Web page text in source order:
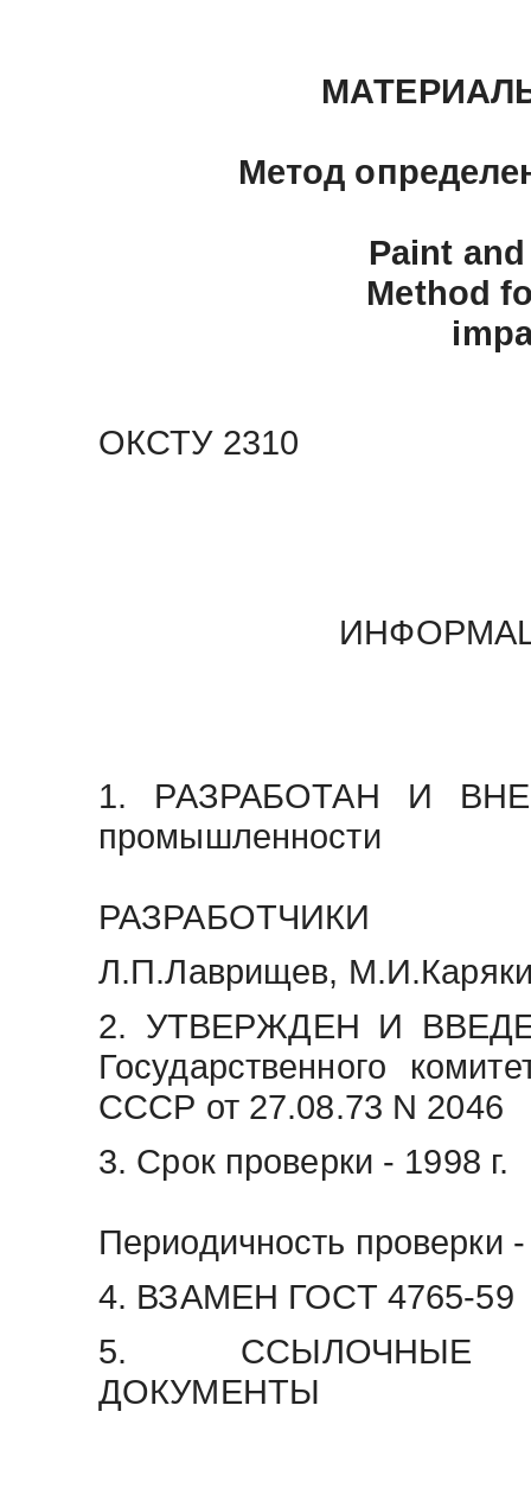
Метод
Paint
Method
ОКСТУ 2310
1. РАЗРАБОТАН И
промышленности
РАЗРАБОТЧИКИ
Л.П.Лаврищев,
2. УТВЕРЖДЕН И
Государственного
СССР от 27.08.73 N 2046
3. Срок проверки - 1998 г.
Периодичность проверки
4. ВЗАМЕН ГОСТ 4765-59
5. ССЫЛОЧНЫЕ
ДОКУМЕНТЫ